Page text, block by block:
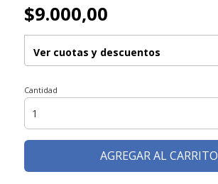
$9.000,00
Ver cuotas y descuentos
Cantidad
AGREGAR AL CARRITO